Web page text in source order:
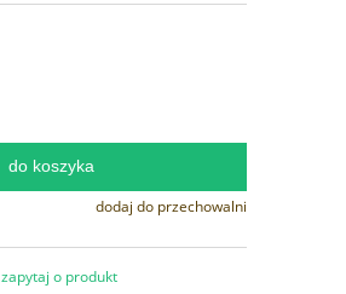
do koszyka
dodaj do przechowalni
zapytaj o produkt